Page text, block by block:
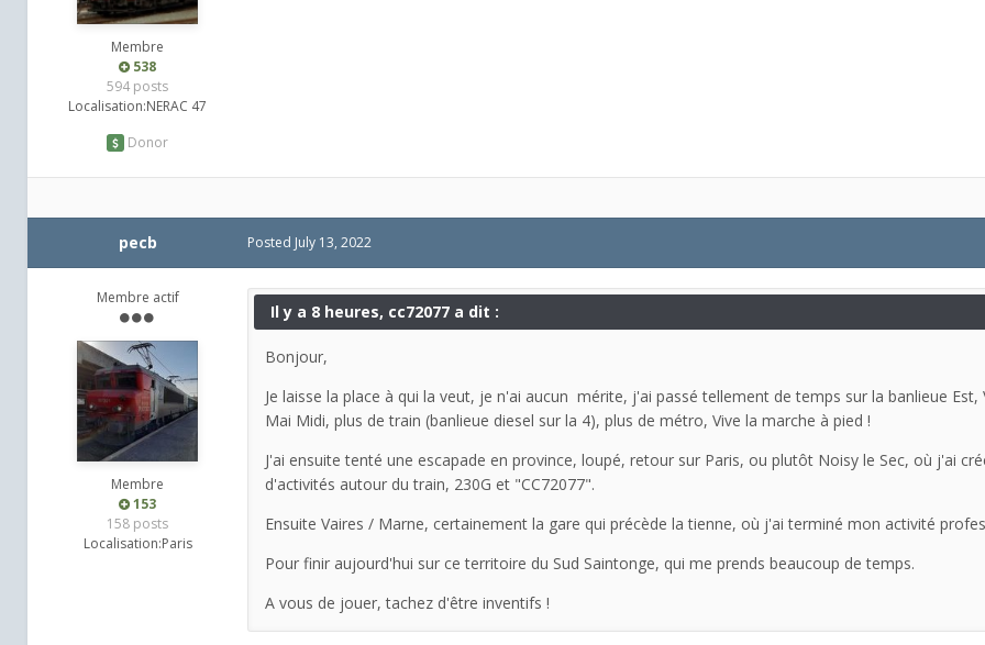
Membre
538
594 posts
Localisation:NERAC 47
Donor
pecb
Membre actif
Membre
153
158 posts
Localisation:Paris
Posted July 13, 2022
Il y a 8 heures, cc72077 a dit :
Bonjour,
Je laisse la place à qui la veut, je n'ai aucun mérite, j'ai passé tellement de temps sur la banlieue
Mai Midi, plus de train (banlieue diesel sur la 4), plus de métro, Vive la marche à pied !
J'ai ensuite tenté une escapade en province, loupé, retour sur Paris, ou plutôt Noisy le Sec, où j'ai
d'activités autour du train, 230G et "CC72077".
Ensuite Vaires / Marne, certainement la gare qui précède la tienne, où j'ai terminé mon activité
Pour finir aujourd'hui sur ce territoire du Sud Saintonge, qui me prends beaucoup de temps.
A vous de jouer, tachez d'être inventifs !